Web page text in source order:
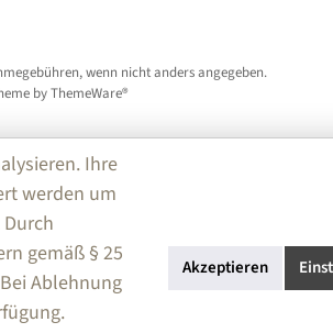
wenn nicht anders angegeben.
byThemeWare®
Ihre
werden um
gemäß § 25
Ablehnung
Akzeptieren